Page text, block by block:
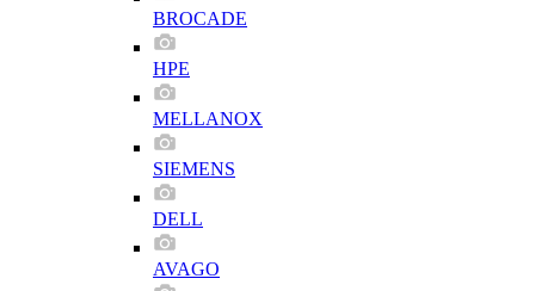
BROCADE
HPE
MELLANOX
SIEMENS
DELL
AVAGO